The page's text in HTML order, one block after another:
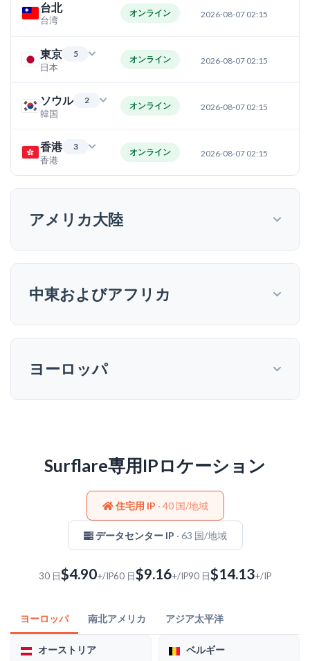
台北
台湾
オンライン 2026-08-07 02:15
東京 5
日本
オンライン 2026-08-07 02:15
ソウル 2
韓国
オンライン 2026-08-07 02:15
香港 3
香港
オンライン 2026-08-07 02:15
アメリカ大陸
中東およびアフリカ
ヨーロッパ
Surflare専用IPロケーション
住宅用 IP · 40 国/地域
データセンター IP · 63 国/地域
30 日$4.90+/IP60 日$9.16+/IP90 日$14.13+/IP
ヨーロッパ 南北アメリカ アジア太平洋
オーストリア ベルギー